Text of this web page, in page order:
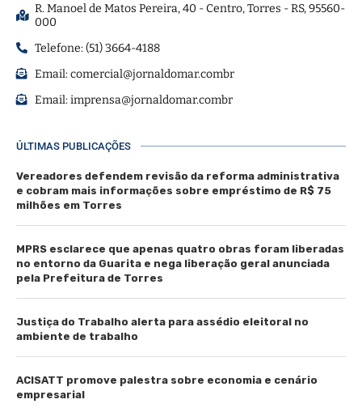
R. Manoel de Matos Pereira, 40 - Centro, Torres - RS, 95560-
000
Telefone: (51) 3664-4188
Email:comercial@jornaldomar.combr
Email:imprensa@jornaldomar.combr
ÚLTIMAS PUBLICAÇÕES
Vereadores defendem revisão da reforma administrativa
e cobram mais informações sobre empréstimo de R$ 75
milhões em Torres
MPRS esclarece que apenas quatro obras foram liberadas
no entorno da Guarita e nega liberação geral anunciada
pela Prefeitura de Torres
Justiça do Trabalho alerta para assédio eleitoral no
ambiente de trabalho
ACISATT promove palestra sobre economia e cenário
empresarial